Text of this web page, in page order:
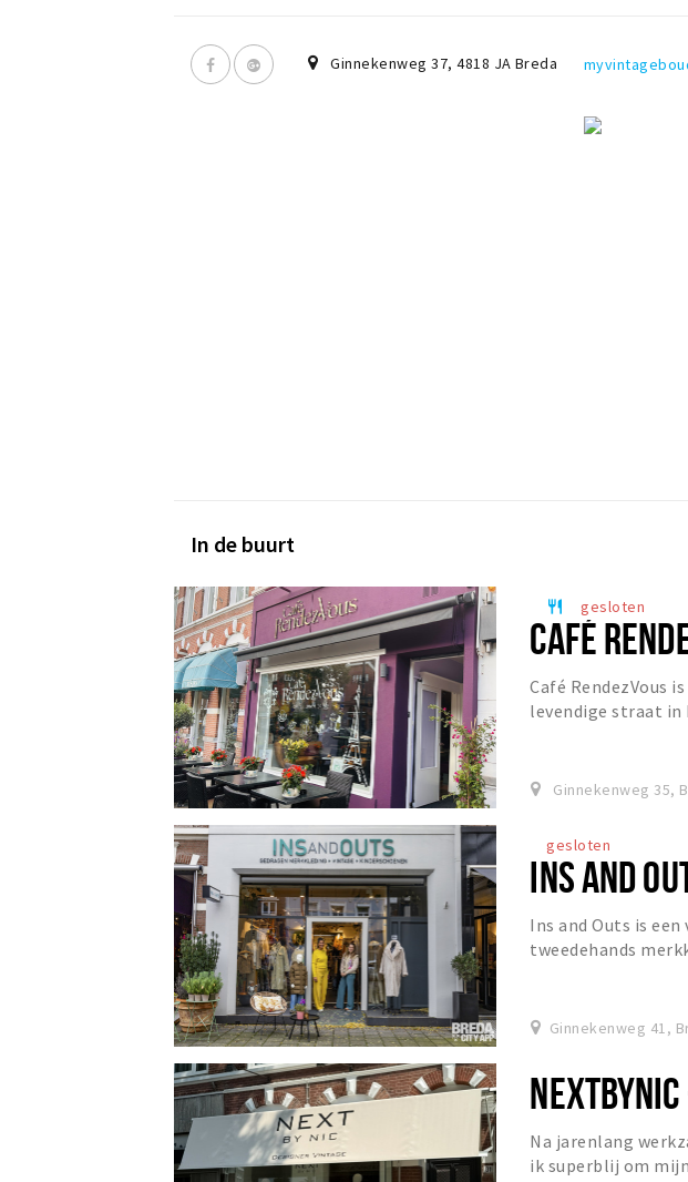
Ginnekenweg 37,4818 JA Breda
In de buurt
restaurant gesloten
CAFÉ
Café RendezVous
levendige straat in
Ginnekenweg 35,
gesloten
INS AND
Ins and Outs is
tweedehands
Ginnekenweg 41,
Na jarenlang
ik superblij om